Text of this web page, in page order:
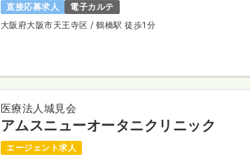
直接応募求人
電子カルテ
大阪府大阪市天王寺区/ 鶴橋駅 徒歩1分
医療法人城見会
アムスニューオータニクリニック
エージェント求人